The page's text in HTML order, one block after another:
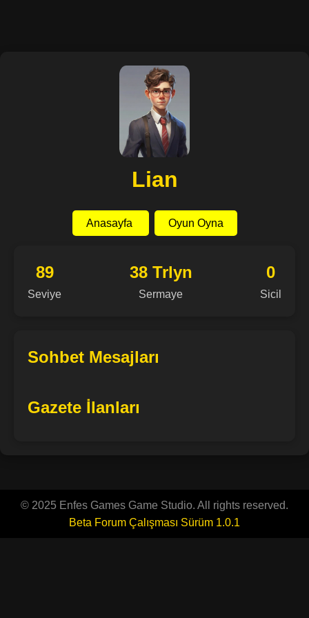
Lian
Anasayfa Oyun Oyna
89
Seviye
38 Trlyn
Sermaye
0
Sicil
Sohbet Mesajları
Gazete İlanları
© 2025 Enfes Games Game Studio. All rights reserved.
Beta Forum Çalışması Sürüm 1.0.1